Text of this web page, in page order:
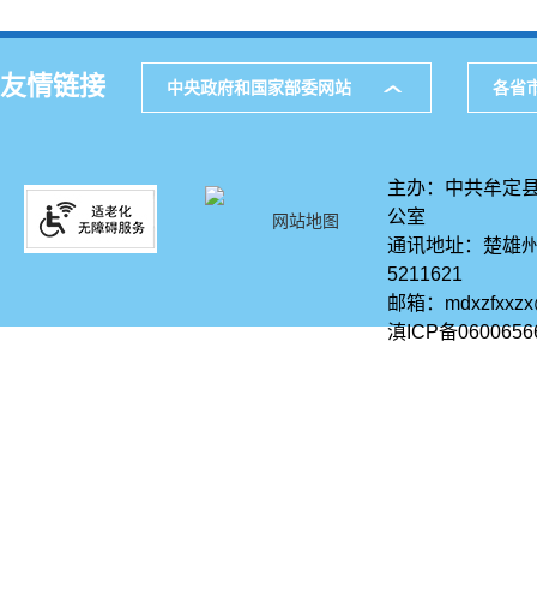
友情链接 中央政府和国家部委网站 各省
网站地图
主办：中共牟定
公室
通讯地址：楚雄
5211621
邮箱：
滇ICP备